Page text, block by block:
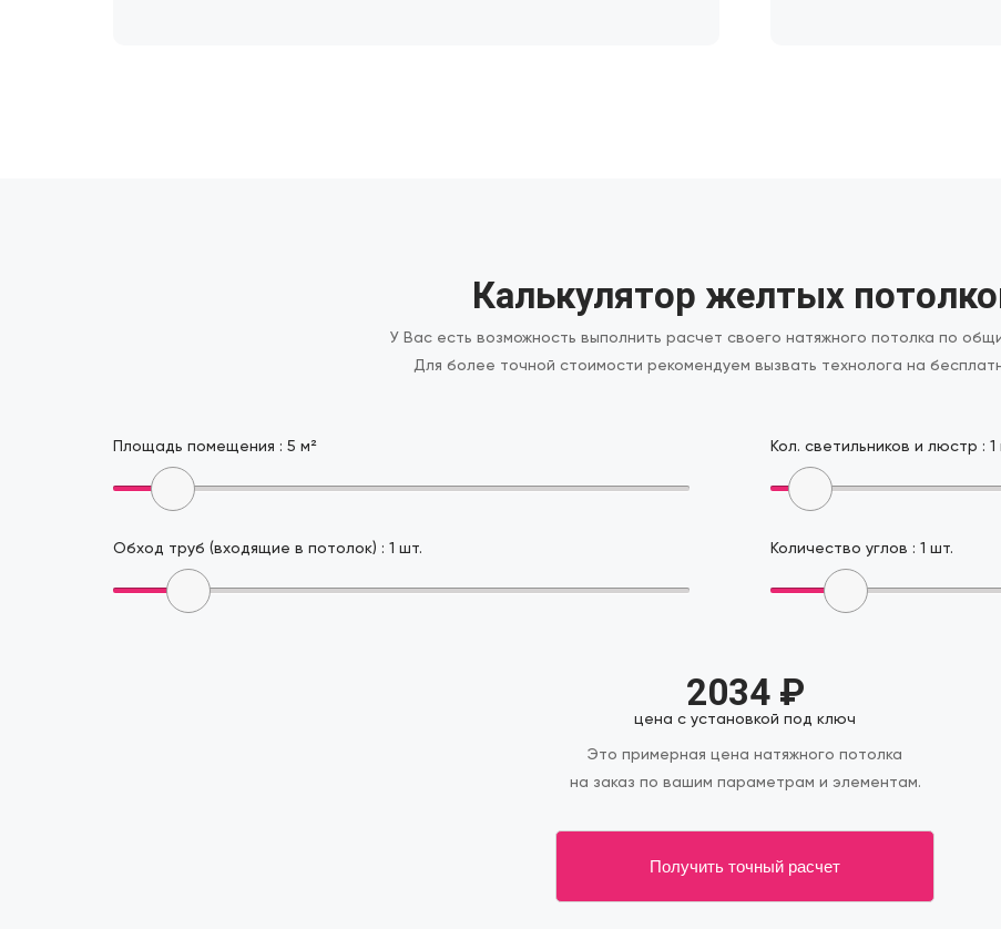
Калькулятор желтых
У Вас есть возможность выполнить расчет своего натяжного потолка по
Для более точной стоимости рекомендуем вызвать технолога на
Площадь помещения : 5 м² Кол. светильников и люстр : 1
Обход труб (входящие в потолок) : 1 шт. Количество углов : 1 шт.
2034 ₽
цена с установкой под ключ
Это примерная цена натяжного потолка
на заказ по вашим параметрам и элементам.
Получить точный расчет